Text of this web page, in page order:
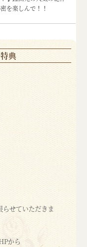
を楽しんで！！
典
らせていただきま
から